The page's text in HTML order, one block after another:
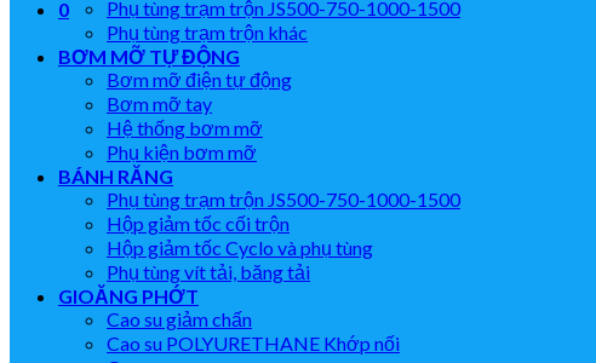
0
Phụ tùng trạm trộn JS500-750-1000-1500
Phụ tùng trạm trộn khác
BƠM MỠ TỰ ĐỘNG
Bơm mỡ điện tự động
Bơm mỡ tay
Hệ thống bơm mỡ
Phụ kiện bơm mỡ
BÁNH RĂNG
Phụ tùng trạm trộn JS500-750-1000-1500
Hộp giảm tốc cối trộn
Hộp giảm tốc Cyclo và phụ tùng
Phụ tùng vít tải, băng tải
GIOĂNG PHỚT
Cao su giảm chấn
Cao su POLYURETHANE Khớp nối